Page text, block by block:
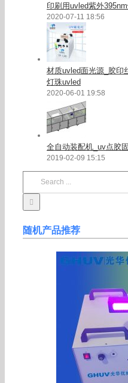
印刷用uvled紫外
2020-07-11 18:56
材质uvled面光源_胶印
灯珠uvled
2020-06-01 19:58
全自动装配机_uv点胶
2019-02-09 15:15
随机产品推荐